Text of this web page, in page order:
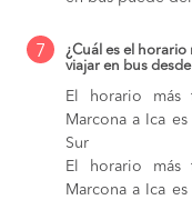
7
¿Cuál es el
viajar en bus
El horario más
Marcona a Ica
Sur
El horario más
Marcona a Ica